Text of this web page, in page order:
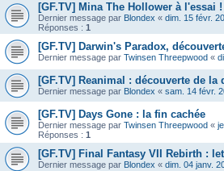
[GF.TV] Mina The Hollower à l'essai !
Dernier message par Blondex « dim. 15 févr.
Réponses : 1
[GF.TV] Darwin's Paradox,
Dernier message par Twinsen Threepwood «
[GF.TV] Reanimal : découverte de la
Dernier message par Blondex « sam. 14 févr.
[GF.TV] Days Gone : la fin cachée
Dernier message par Twinsen Threepwood «
Réponses : 1
[GF.TV] Final Fantasy VII Rebirth :
Dernier message par Blondex « dim. 04 janv.